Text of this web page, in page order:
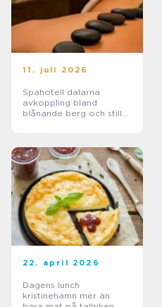
11. juli 2026
Spahotell dalarna
avkoppling bland
blånande berg och stilla
22. april 2026
Dagens lunch
kristinehamn mer än